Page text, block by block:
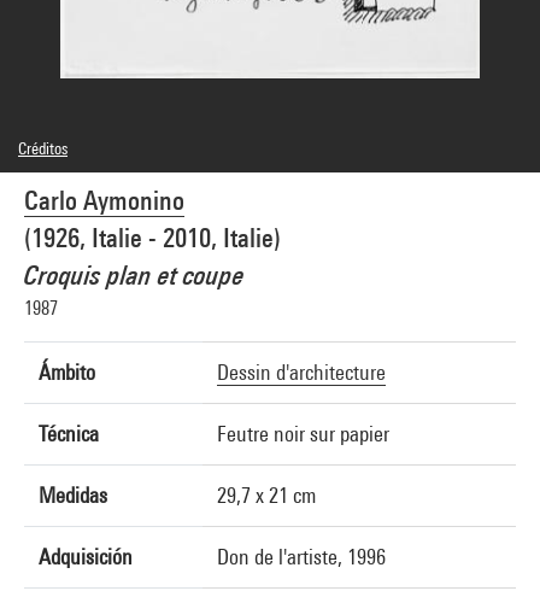
Carlo Aymonino
(1926, Italie - 2010, Italie)
Croquis plan et coupe
1987
Ámbito Dessin d'architecture
Técnica Feutre noir sur papier
Medidas 29,7 x 21 cm
Adquisición Don de l'artiste, 1996
Créditos
© Carlo Aymonino
Créditos fotográficos : Centre Pompidou, MNAM-CCI/Philippe Migeat/Dist.
GrandPalaisRmn
Referencia de la imagen : 4N21670
Difusión de la imagen :GrandPalaisRmnPhoto